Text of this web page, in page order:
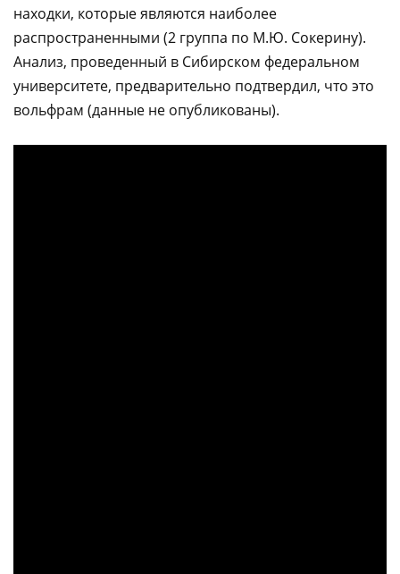
находки, которые являются наиболее
распространенными (2 группа по М.Ю. Сокерину).
Анализ, проведенный в Сибирском федеральном
университете, предварительно подтвердил, что это
вольфрам (данные не опубликованы).